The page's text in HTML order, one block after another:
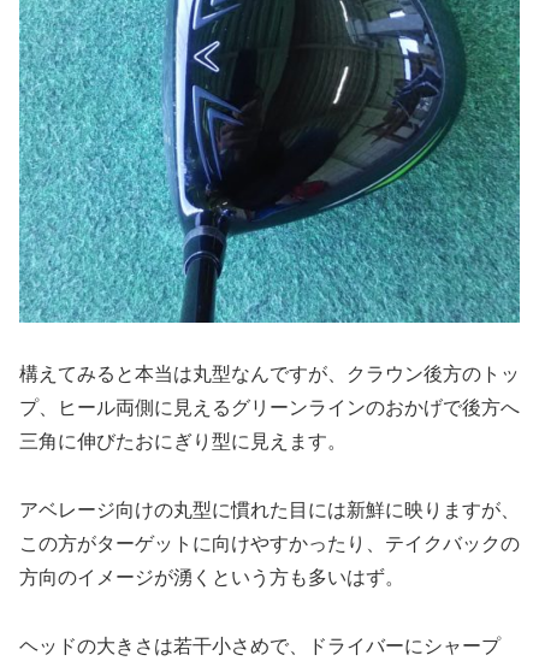
構えてみると本当は丸型なんですが、クラウン後方のトッ
プ、ヒール両側に見えるグリーンラインのおかげで後方へ
三角に伸びたおにぎり型に見えます。
アベレージ向けの丸型に慣れた目には新鮮に映りますが、
この方がターゲットに向けやすかったり、テイクバックの
方向のイメージが湧くという方も多いはず。
ヘッドの大きさは若干小さめで、ドライバーにシャープ